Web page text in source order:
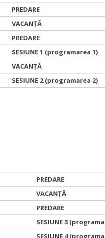
PREDARE
VACANȚĂ
PREDARE
SESIUNE 1 (programarea 1)
VACANȚĂ
SESIUNE 2 (programarea 2)
PREDARE
VACANȚĂ
PREDARE
SESIUNE 3
SESIUNE 4